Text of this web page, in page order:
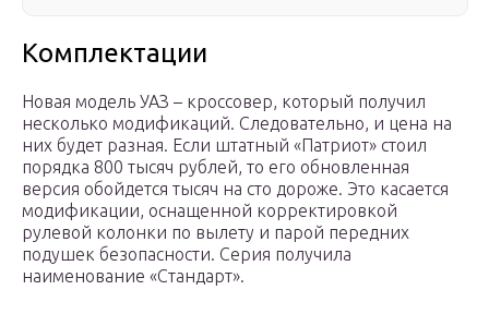
Комплектации
Новая модель УАЗ – кроссовер, который получил
несколько модификаций. Следовательно, и цена на
них будет разная. Если штатный «Патриот» стоил
порядка 800 тысяч рублей, то его обновленная
версия обойдется тысяч на сто дороже. Это касается
модификации, оснащенной корректировкой
рулевой колонки по вылету и парой передних
подушек безопасности. Серия получила
наименование «Стандарт».